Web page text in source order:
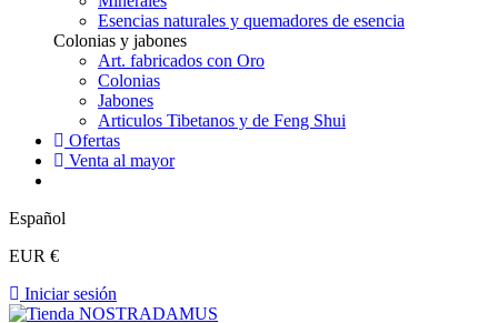
Esencias naturales y quemadores de esencia
Colonias y jabones
Art. fabricados con Oro
Colonias
Jabones
Articulos Tibetanos y de Feng Shui
Ofertas
Venta al mayor
Español
EUR €
Iniciar sesión